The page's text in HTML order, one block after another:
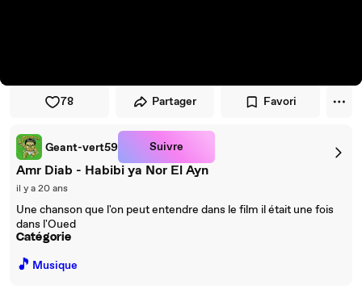
78 Partager Favori
Geant-vert59 Suivre
Amr Diab - Habibi ya Nor El Ayn
il y a 20 ans
Une chanson que l'on peut entendre dans le film il était une fois
dans l'Oued
Catégorie
🎵 Musique